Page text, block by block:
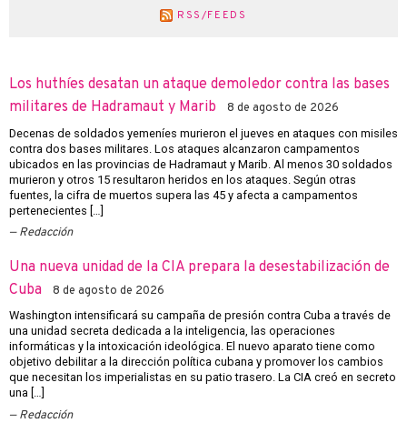
RSS/FEEDS
Los huthíes desatan un ataque demoledor contra las bases
militares de Hadramaut y Marib
8 de agosto de 2026
Decenas de soldados yemeníes murieron el jueves en ataques con misiles
contra dos bases militares. Los ataques alcanzaron campamentos
ubicados en las provincias de Hadramaut y Marib. Al menos 30 soldados
murieron y otros 15 resultaron heridos en los ataques. Según otras
fuentes, la cifra de muertos supera las 45 y afecta a campamentos
pertenecientes […]
Redacción
Una nueva unidad de la CIA prepara la desestabilización de
Cuba
8 de agosto de 2026
Washington intensificará su campaña de presión contra Cuba a través de
una unidad secreta dedicada a la inteligencia, las operaciones
informáticas y la intoxicación ideológica. El nuevo aparato tiene como
objetivo debilitar a la dirección política cubana y promover los cambios
que necesitan los imperialistas en su patio trasero. La CIA creó en secreto
una […]
Redacción